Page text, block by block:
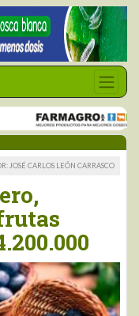
JOSÉ CARLOS LEÓN CARRASCO